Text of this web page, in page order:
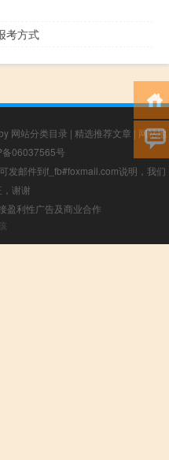
考方式
网站分类目录 | 精选推荐文章 | 网站地
备06037565号
发邮件到f_fb#foxmail.com说明，我们
谢谢
盈利性广告及商业合作